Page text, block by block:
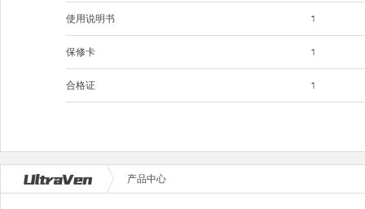
使用说明书
保修卡
合格证
1
1
1
产品中心